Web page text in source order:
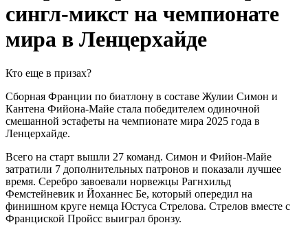
сингл-микст на чемпионате
мира в Ленцерхайде
Кто еще в призах?
Сборная Франции по биатлону в составе Жулии Симон и
Кантена Фийона-Майе стала победителем одиночной
смешанной эстафеты на чемпионате мира 2025 года в
Ленцерхайде.
Всего на старт вышли 27 команд. Симон и Фийон-Майе
затратили 7 дополнительных патронов и показали лучшее
время. Серебро завоевали норвежцы Рагнхильд
Фемстейневик и Йоханнес Бе, который опередил на
финишном круге немца Юстуса Стрелова. Стрелов вместе с
Франциской Пройсс выиграл бронзу.